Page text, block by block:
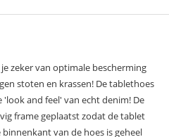
zeker van optimale bescherming
stoten en krassen! De tablethoes
and feel' van echt denim! De
frame geplaatst zodat de tablet
van de hoes is geheel